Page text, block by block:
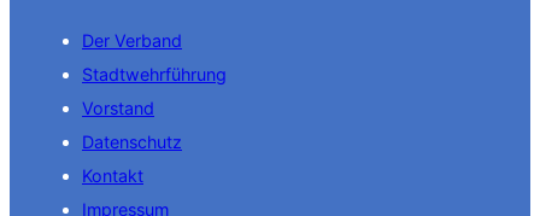
Der Verband
Stadtwehrführung
Vorstand
Datenschutz
Kontakt
Impressum